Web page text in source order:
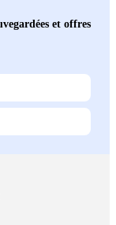
et offres